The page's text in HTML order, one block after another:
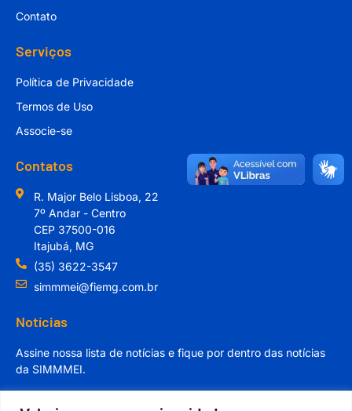
Contato
Serviços
Política de Privacidade
Termos de Uso
Associe-se
Contatos
R. Major Belo Lisboa, 22
7º Andar - Centro
CEP 37500-016
Itajubá, MG
(35) 3622-3547
simmmei@fiemg.com.br
Notícias
Assine nossa lista de notícias e fique por dentro das notícias
da SIMMMEI.